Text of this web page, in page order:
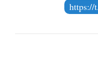
https://